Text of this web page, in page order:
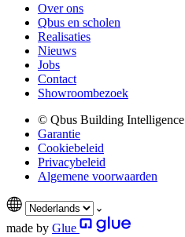
Over ons
Qbus en scholen
Realisaties
Nieuws
Jobs
Contact
Showroombezoek
© Qbus Building Intelligence
Garantie
Cookiebeleid
Privacybeleid
Algemene voorwaarden
made by Glue